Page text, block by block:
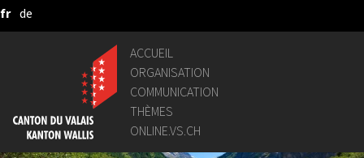
Saut au contenu principal
fr de
ACCUEIL
ORGANISATION
COMMUNICATION
THÈMES
ONLINE.VS.CH